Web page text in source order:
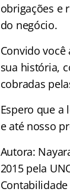
obrigações e
do negócio.
Convido
sua história,
cobradas
Espero que a
e até nosso
Autora:
2015 pela